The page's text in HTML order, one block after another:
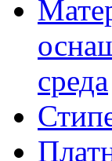
среда